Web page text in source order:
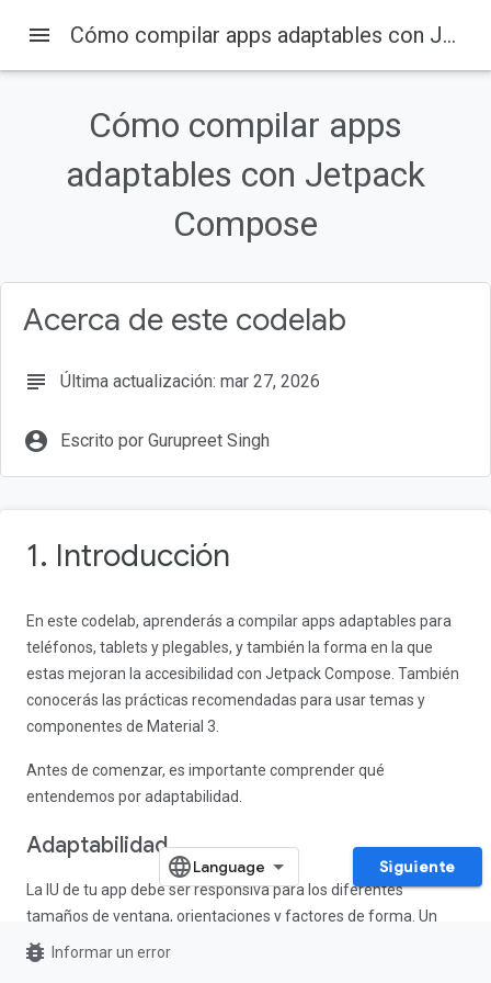
1. Introducción
Adaptabilidad
Qué aprenderás
Requisitos
menu Cómo compilar apps adaptables con Jetpack Compose
Cómo compilar apps
adaptables con Jetpack
Compose
Acerca de este codelab
subject Última actualización: mar 27, 2026
account_circle Escrito por Gurupreet Singh
1. Introducción
En este codelab, aprenderás a compilar apps adaptables para
teléfonos, tablets y plegables, y también la forma en la que
estas mejoran la accesibilidad con Jetpack Compose. También
conocerás las prácticas recomendadas para usar temas y
componentes de Material 3.
Antes de comenzar, es importante comprender qué
entendemos por adaptabilidad.
Adaptabilidad
La IU de tu app debe ser responsiva para los diferentes
tamaños de ventana, orientaciones y factores de forma. Un
diseño adaptable cambia en función del espacio de pantalla
Siguiente
bug_report Informar un error